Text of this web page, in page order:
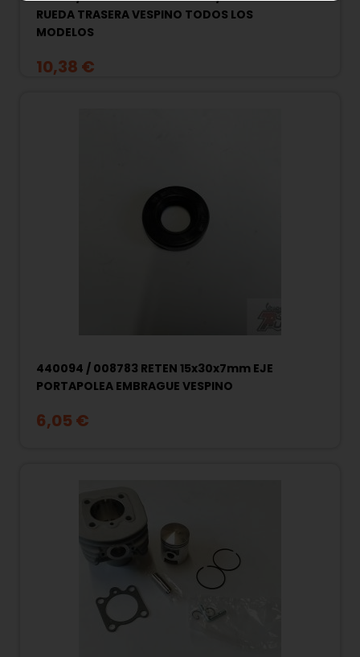
RUEDA TRASERA VESPINO TODOS LOS
MODELOS
10,38 €
440094 / 008783 RETEN 15x30x7mm EJE
PORTAPOLEA EMBRAGUE VESPINO
6,05 €